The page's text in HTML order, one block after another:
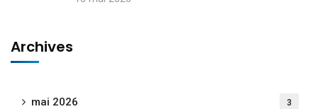
Archives
mai 2026 3